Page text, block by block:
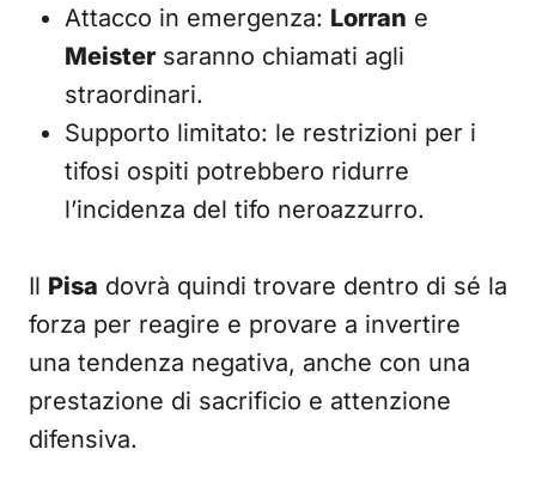
Attacco in emergenza: Lorran e
Meister saranno chiamati agli
straordinari.
Supporto limitato: le restrizioni per i
tifosi ospiti potrebbero ridurre
l’incidenza del tifo neroazzurro.
Il Pisa dovrà quindi trovare dentro di sé la
forza per reagire e provare a invertire
una tendenza negativa, anche con una
prestazione di sacrificio e attenzione
difensiva.